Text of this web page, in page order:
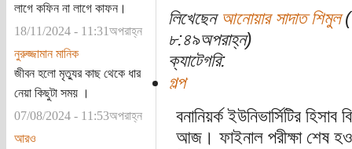
লাগে কফিন না লাগে কাফন।
18/11/2024 - 11:31অপরাহ্ন
নুরুজ্জামান মানিক
জীবন হলো মৃত্যুর কাছ থেকে ধার
নেয়া কিছুটা সময় ।
07/08/2024 - 11:53অপরাহ্ন
আরও
লিখেছেন আনোয়ার সাদাত শিমুল
৮:৪৯অপরাহ্ন)
ক্যাটেগরি:
গল্প
বনানিয়র্ক ইউনিভার্সিটির
আজ। ফাইনাল পরীক্ষা শেষ